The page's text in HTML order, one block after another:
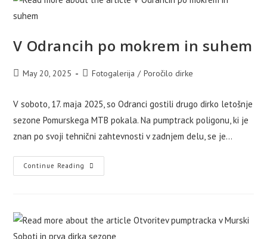
V Odrancih po mokrem in suhem
PostMay 20, 2025
PostFotogalerija / Poročilo dirke
V soboto, 17. maja 2025, so Odranci gostili drugo dirko letošnje
sezone Pomurskega MTB pokala. Na pumptrack poligonu, ki je
znan po svoji tehnični zahtevnosti v zadnjem delu, se je…
Continue Reading
Odrancih